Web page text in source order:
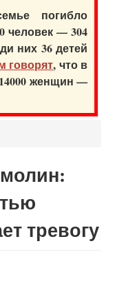
погибло
человек — 304
них 36 детей
говорят, что в
женщин —
тревогу